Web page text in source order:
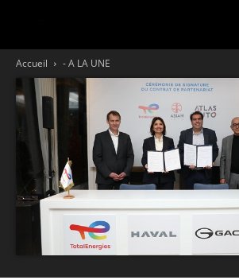
Accueil - A LA UNE